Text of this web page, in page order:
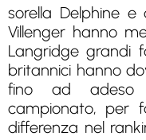
sorella Delphine e
Villenger hanno
Langridge grandi
britannici hanno
fino ad adeso
campionato, per
differenza nel